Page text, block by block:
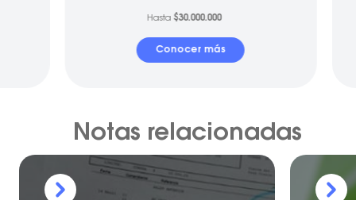
Hasta$30.000.000
Conocer más
Notas relacionadas